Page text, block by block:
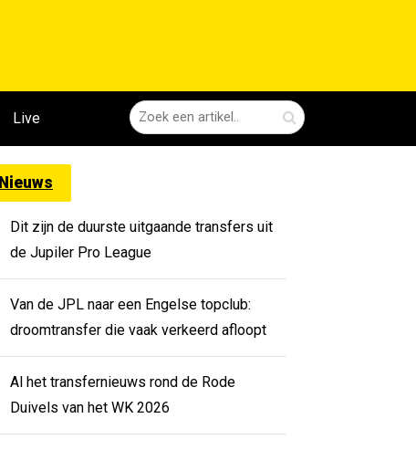
Live
Nieuws
Dit zijn de duurste uitgaande transfers uit
de Jupiler Pro League
Van de JPL naar een Engelse topclub:
droomtransfer die vaak verkeerd afloopt
Al het transfernieuws rond de Rode
Duivels van het WK 2026